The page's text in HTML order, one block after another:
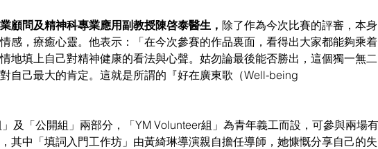
顧問及精神科專業應用副教授陳啓泰醫生， 除了作為今次比賽的評審，本身
感，療癒心靈。他表示：「在今次參賽的作品裏面，看得出大家都能夠乘着
地填上自己對精神健康的看法與心聲。姑勿論最後能否勝出，這個獨一無二
自己最大的肯定。這就是所謂的『好在廣東歌（Well-being
其中「填詞入門工作坊」由黃綺琳導演親自擔任導師，她慷慨分享自己的失